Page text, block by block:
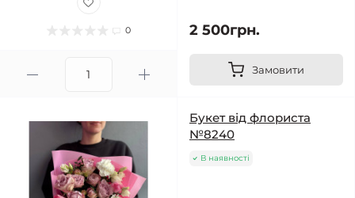
0 2 500грн.
Замовити
Букет від флориста
№8240
В наявності